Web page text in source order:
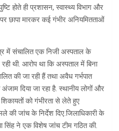
होते ही प्रशासन, स्वास्थ्य विभाग और
छापा मारकर कई गंभीर अनियमितताओं
में संचालित एक निजी अस्पताल के
थी. आरोप था कि अस्पताल में बिना
की जा रही हैं तथा अवैध गर्भपात
दिया जा रहा है. स्थानीय लोगों और
शिकायतों को गंभीरता से लेते हुए
की जांच के निर्देश दिए.जिलाधिकारी के
सिंह ने एक विशेष जांच टीम गठित की.